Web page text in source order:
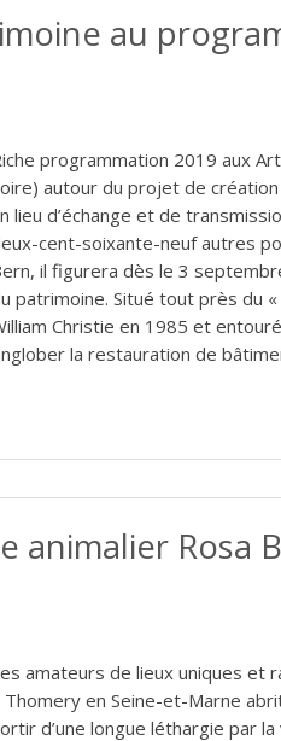
au
programmation 2019 aux
autour du projet de
lieu d’échange et de
cent-soixante-neuf autres
il figurera dès le 3
patrimoine. Situé tout près du
Christie en 1985 et
la restauration de
animalier Rosa
amateurs de lieux uniques et
Thomery en Seine-et-Marne
d’une longue léthargie par